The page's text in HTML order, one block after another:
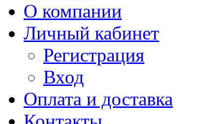
О компании
Личный кабинет
Регистрация
Вход
Оплата и доставка